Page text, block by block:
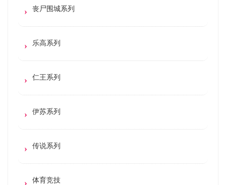
丧尸围城系列
乐高系列
仁王系列
伊苏系列
传说系列
体育竞技